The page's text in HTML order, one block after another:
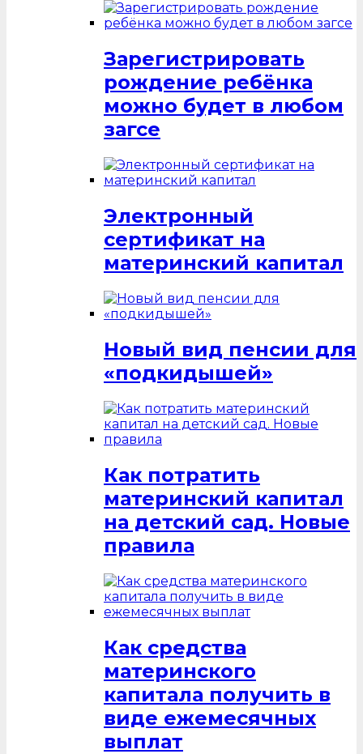
Зарегистрировать
рождение ребёнка
можно будет в любом
загсе
Электронный
сертификат на
материнский капитал
Новый вид пенсии для
«подкидышей»
Как потратить
материнский капитал
на детский сад. Новые
правила
Как средства
материнского
капитала получить в
виде ежемесячных
выплат